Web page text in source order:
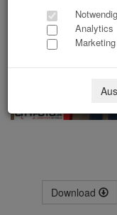
Download
Analytics
Marketing